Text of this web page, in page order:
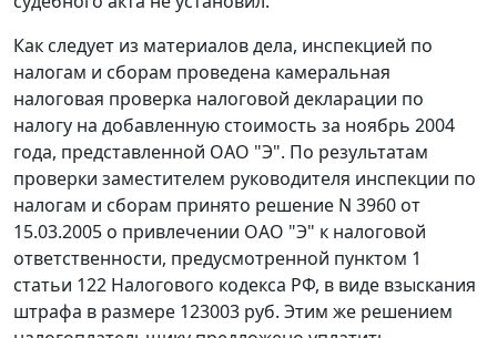
Как следует из материалов дела, инспекцией по
налогам и сборам проведена камеральная
налоговая проверка налоговой декларации по
налогу на добавленную стоимость за ноябрь 2004
года, представленной ОАО "Э". По результатам
проверки заместителем руководителя инспекции по
налогам и сборам принято решение N 3960 от
15.03.2005 о привлечении ОАО "Э" к налоговой
ответственности, предусмотренной пунктом 1
статьи 122 Налогового кодекса РФ, в виде взыскания
штрафа в размере 123003 руб. Этим же решением